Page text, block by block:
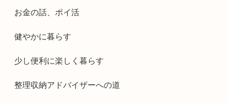
お金の話、ポイ活
健やかに暮らす
少し便利に楽しく暮らす
整理収納アドバイザーへの道